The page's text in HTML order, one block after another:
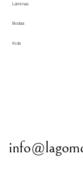
Láminas
Bodas
Kids